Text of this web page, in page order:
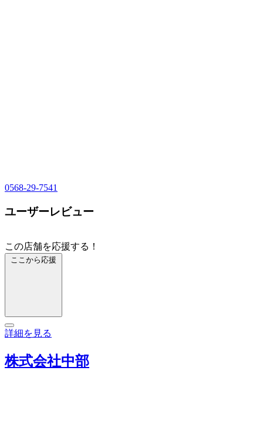
0568-29-7541
ユーザーレビュー
この店舗を応援する！
ここから応援
詳細を見る
株式会社中部